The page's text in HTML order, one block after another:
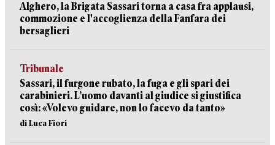
Alghero, la Brigata Sassari torna a casa fra applausi,
commozione e l'accoglienza della Fanfara dei
bersaglieri
Tribunale
Sassari, il furgone rubato, la fuga e gli spari dei
carabinieri. L’uomo davanti al giudice si giustifica
così: «Volevo guidare, non lo facevo da tanto»
di Luca Fiori